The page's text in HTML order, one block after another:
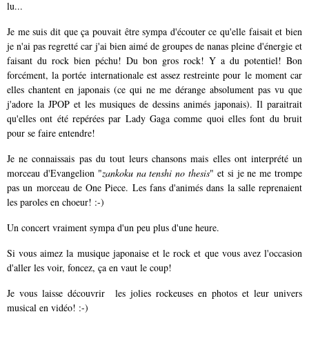
lu...
Je me suis dit que ça pouvait être sympa d'écouter ce qu'elle faisait et bien
je n'ai pas regretté car j'ai bien aimé de groupes de nanas pleine d'énergie et
faisant du rock bien péchu! Du bon gros rock! Y a du potentiel! Bon
forcément, la portée internationale est assez restreinte pour le moment car
elles chantent en japonais (ce qui ne me dérange absolument pas vu que
j'adore la JPOP et les musiques de dessins animés japonais). Il paraitrait
qu'elles ont été repérées par Lady Gaga comme quoi elles font du bruit
pour se faire entendre!
Je ne connaissais pas du tout leurs chansons mais elles ont interprété un
morceau d'Evangelion "zankoku na tenshi no thesis" et si je ne me trompe
pas un morceau de One Piece. Les fans d'animés dans la salle reprenaient
les paroles en choeur! :-)
Un concert vraiment sympa d'un peu plus d'une heure.
Si vous aimez la musique japonaise et le rock et que vous avez l'occasion
d'aller les voir, foncez, ça en vaut le coup!
Je vous laisse découvrir les jolies rockeuses en photos et leur univers
musical en vidéo! :-)